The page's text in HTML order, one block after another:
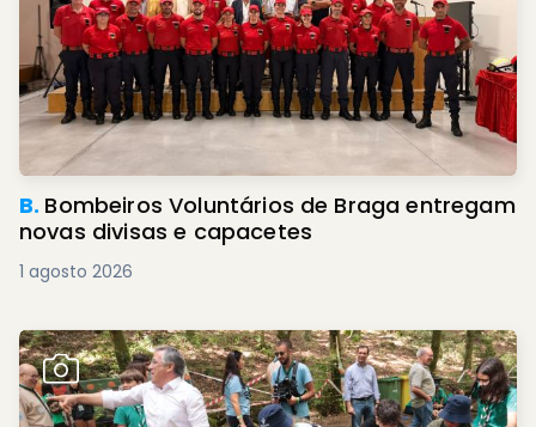
B. Bombeiros Voluntários de Braga entregam
novas divisas e capacetes
1 agosto 2026